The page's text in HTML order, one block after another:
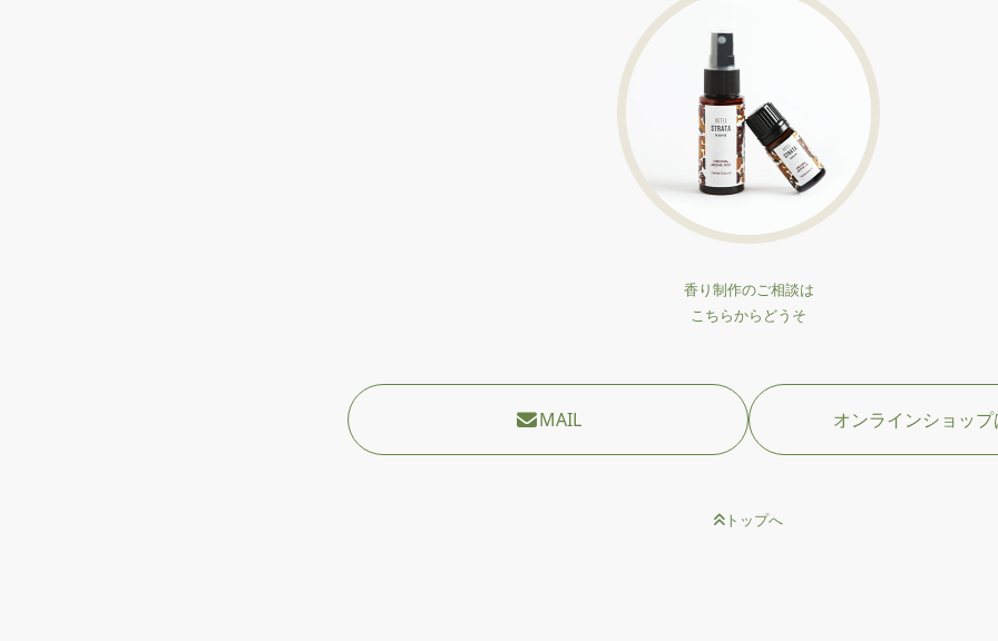
香り制作のご相談は
こちらからどうそ
MAIL オンラインショッ
トップへ